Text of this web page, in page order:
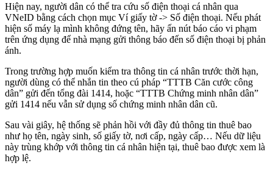
Hiện nay, người dân có thể tra cứu số điện thoại cá nhân qua
VNeID bằng cách chọn mục Ví giấy tờ -> Số điện thoại. Nếu phát
hiện số máy lạ mình không đứng tên, hãy ấn nút báo cáo vi phạm
trên ứng dụng để nhà mạng gửi thông báo đến số điện thoại bị phản
ánh.
Trong trường hợp muốn kiểm tra thông tin cá nhân trước thời hạn,
người dùng có thể nhắn tin theo cú pháp “TTTB Căn cước công
dân” gửi đến tổng đài 1414, hoặc “TTTB Chứng minh nhân dân”
gửi 1414 nếu vẫn sử dụng số chứng minh nhân dân cũ.
Sau vài giây, hệ thống sẽ phản hồi với đầy đủ thông tin thuê bao
như họ tên, ngày sinh, số giấy tờ, nơi cấp, ngày cấp… Nếu dữ liệu
này trùng khớp với thông tin cá nhân hiện tại, thuê bao được xem là
hợp lệ.